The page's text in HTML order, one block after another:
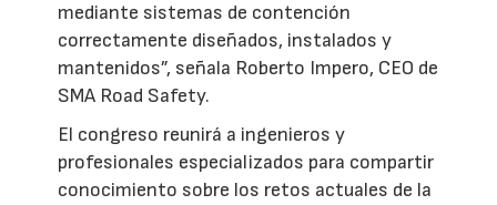
mediante sistemas de contención
correctamente diseñados, instalados y
mantenidos”, señala Roberto Impero, CEO de
SMA Road Safety.
El congreso reunirá a ingenieros y
profesionales especializados para compartir
conocimiento sobre los retos actuales de la